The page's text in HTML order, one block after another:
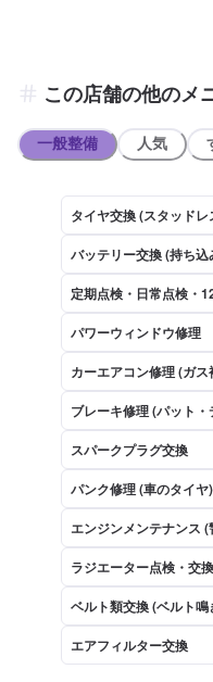
この店舗の他のメ
一般整備 人気
タイヤ交換 (スタッド
バッテリー交換 (持ち込
定期点検・日常点検・
パワーウィンドウ修理
カーエアコン修理 (ガ
ブレーキ修理 (パット
スパークプラグ交換
パンク修理 (車のタイヤ)
エンジンメンテナンス
ラジエーター点検・交換
ベルト類交換 (ベルト
エアフィルター交換